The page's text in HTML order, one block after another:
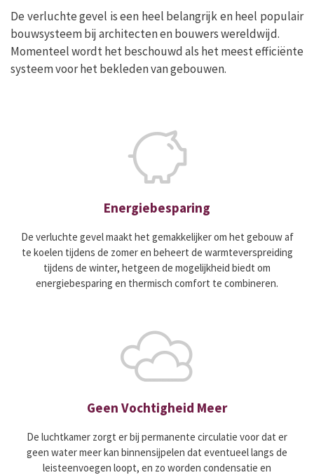
De verluchte gevel is een heel belangrijk en heel populair
bouwsysteem bij architecten en bouwers wereldwijd.
Momenteel wordt het beschouwd als het meest efficiënte
systeem voor het bekleden van gebouwen.
Energiebesparing
De verluchte gevel maakt het gemakkelijker om het gebouw af
te koelen tijdens de zomer en beheert de warmteverspreiding
tijdens de winter, hetgeen de mogelijkheid biedt om
energiebesparing en thermisch comfort te combineren.
Geen Vochtigheid Meer
De luchtkamer zorgt er bij permanente circulatie voor dat er
geen water meer kan binnensijpelen dat eventueel langs de
leisteenvoegen loopt, en zo worden condensatie en